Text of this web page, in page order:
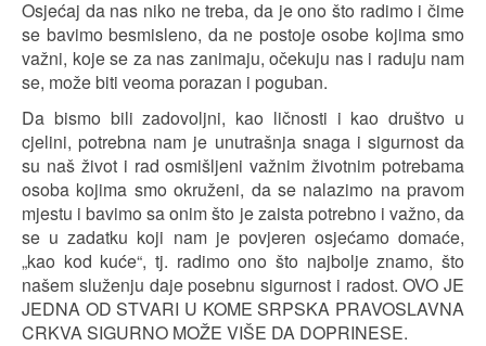
Osjećaj da nas niko ne treba, da je ono što radimo i čime
se bavimo besmisleno, da ne postoje osobe kojima smo
važni, koje se za nas zanimaju, očekuju nas i raduju nam
se, može biti veoma porazan i poguban.
Da bismo bili zadovoljni, kao ličnosti i kao društvo u
cjelini, potrebna nam je unutrašnja snaga i sigurnost da
su naš život i rad osmišljeni važnim životnim potrebama
osoba kojima smo okruženi, da se nalazimo na pravom
mjestu i bavimo sa onim što je zaista potrebno i važno, da
se u zadatku koji nam je povjeren osjećamo domaće,
„kao kod kuće“, tj. radimo ono što najbolje znamo, što
našem služenju daje posebnu sigurnost i radost. OVO JE
JEDNA OD STVARI U KOME SRPSKA PRAVOSLAVNA
CRKVA SIGURNO MOŽE VIŠE DA DOPRINESE.